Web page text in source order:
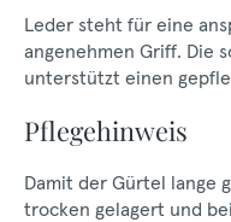
Leder steht für eine
angenehmen Griff. Die
unterstützt einen
Pflegehinweis
Damit der Gürtel lange
trocken gelagert und